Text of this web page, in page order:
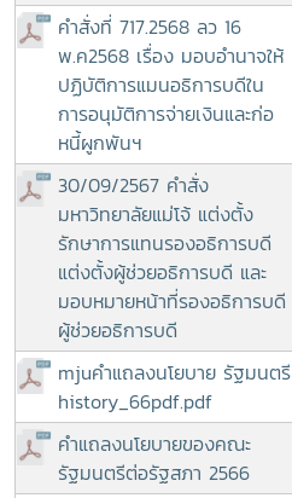
คำสั่งที่ 717.2568 ลว 16
พ.ค2568 เรื่อง มอบอำนาจให้
ปฏิบัติการแมนอธิการบดีใน
การอนุมัติการจ่ายเงินและก่อ
หนี้ผูกพันฯ
30/09/2567 คำสั่ง
มหาวิทยาลัยแม่โจ้ แต่งตั้ง
รักษาการแทนรองอธิการบดี
แต่งตั้งผู้ช่วยอธิการบดี และ
มอบหมายหน้าที่รองอธิการบดี
ผู้ช่วยอธิการบดี
mjuคำแถลงนโยบาย รัฐมนตรี
history_66pdf.pdf
คำแถลงนโยบายของคณะ
รัฐมนตรีต่อรัฐสภา 2566